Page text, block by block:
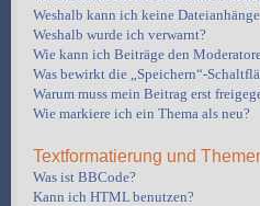
Weshalb kann ich keine
Weshalb wurde ich verwarnt?
Wie kann ich Beiträge den
Was bewirkt die „Speichern“-
Warum muss mein Beitrag erst
Wie markiere ich ein Thema als neu?
Textformatierung und
Was ist BBCode?
Kann ich HTML benutzen?